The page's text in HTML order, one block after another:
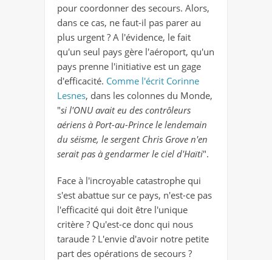
pour coordonner des secours. Alors,
dans ce cas, ne faut-il pas parer au
plus urgent ? A l'évidence, le fait
qu'un seul pays gère l'aéroport, qu'un
pays prenne l'initiative est un gage
d'efficacité. Comme l'écrit Corinne
Lesnes, dans les colonnes du Monde,
"si l'ONU avait eu des contrôleurs
aériens à Port-au-Prince le lendemain
du séisme, le sergent Chris Grove n'en
serait pas à gendarmer le ciel d'Haïti".
Face à l'incroyable catastrophe qui
s'est abattue sur ce pays, n'est-ce pas
l'efficacité qui doit être l'unique
critère ? Qu'est-ce donc qui nous
taraude ? L'envie d'avoir notre petite
part des opérations de secours ?